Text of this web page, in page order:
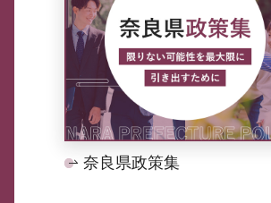
奈良県政策集